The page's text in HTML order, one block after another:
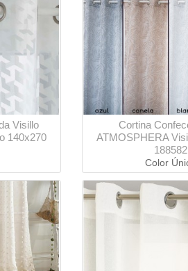
Visillo
140x270
Cortina
ATMOSPHERA
188582
Color